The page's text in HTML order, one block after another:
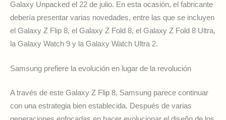
Galaxy Unpacked el 22 de julio. En esta ocasión, el fabricante
debería presentar varias novedades, entre las que se incluyen
el Galaxy Z Flip 8, el Galaxy Z Fold 8, el Galaxy Z Fold 8 Ultra,
la Galaxy Watch 9 y la Galaxy Watch Ultra 2.
Samsung prefiere la evolución en lugar de la revolución
A través de este Galaxy Z Flip 8, Samsung parece continuar
con una estrategia bien establecida. Después de varias